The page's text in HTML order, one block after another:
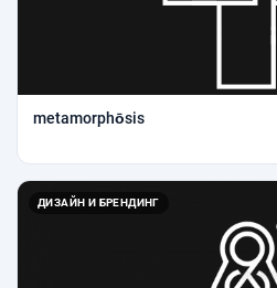
metamorphōsis
ДИЗАЙН И БРЕНДИНГ